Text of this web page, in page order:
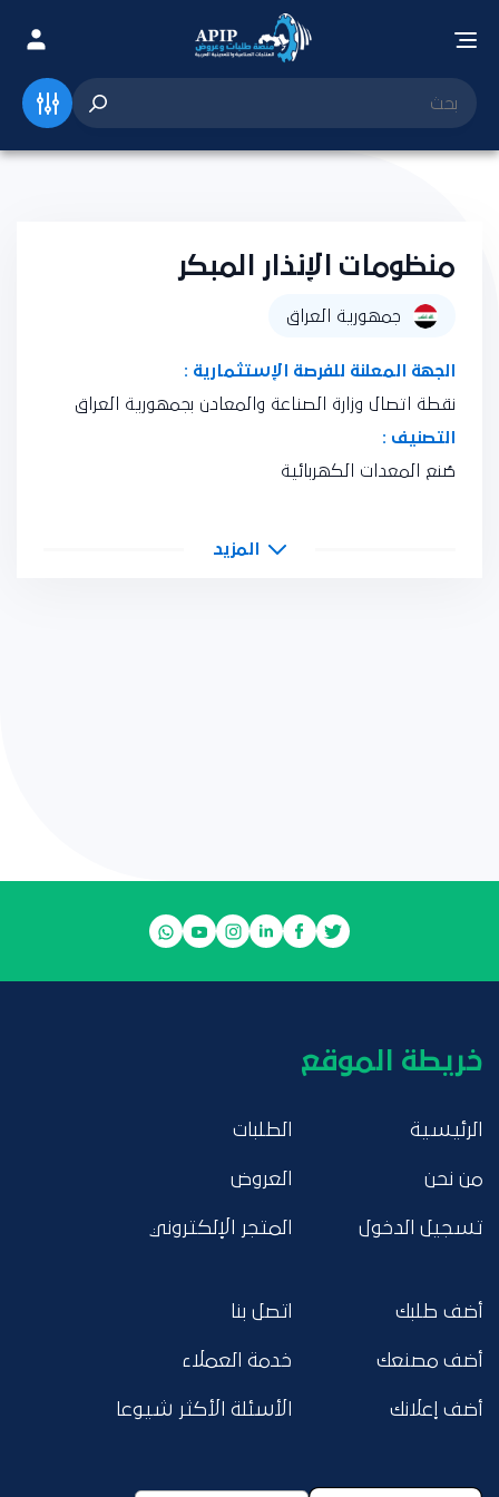
منظومات الإنذار المبكر
جمهورية العراق
الجهة المعلنة للفرصة الإستثمارية :
نقطة اتصال وزارة الصناعة والمعادن بجمهورية العراق
التصنيف :
صُنع المعدات الكهربائية
المزيد
خريطة الموقع
الرئيسية
من نحن
تسجيل الدخول
الطلبات
العروض
المتجر الإلكتروني
أضف طلبك
أضف مصنعك
أضف إعلانك
اتصل بنا
خدمة العملاء
الأسئلة الأكثر شيوعا